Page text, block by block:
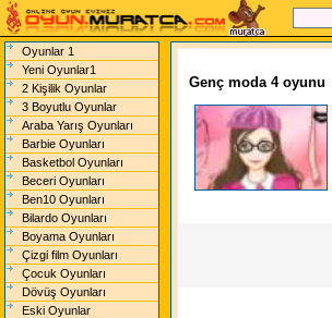
Oyunlar 1
Yeni Oyunlar1
2 Kişilik Oyunlar
3 Boyutlu Oyunlar
Araba Yarış Oyunları
Barbie Oyunları
Basketbol Oyunları
Beceri Oyunları
Ben10 Oyunları
Bilardo Oyunları
Boyama Oyunları
Çizgi film Oyunları
Çocuk Oyunları
Dövüş Oyunları
Eski Oyunlar
Genç moda 4 oyunu